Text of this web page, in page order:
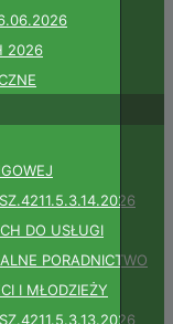
2026
DO USŁUGI
PORADNICTWO
I MŁODZIEŻY